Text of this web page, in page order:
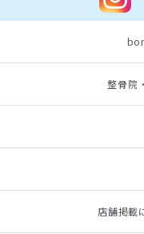
整骨院
店舗掲載